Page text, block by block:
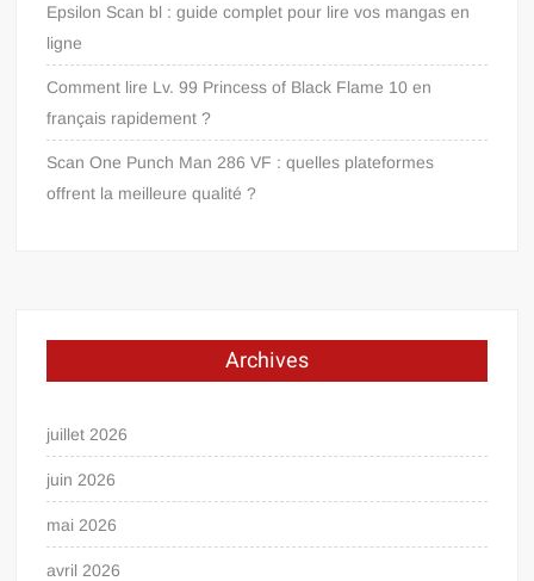
Epsilon Scan bl : guide complet pour lire vos mangas en
ligne
Comment lire Lv. 99 Princess of Black Flame 10 en
français rapidement ?
Scan One Punch Man 286 VF : quelles plateformes
offrent la meilleure qualité ?
Archives
juillet 2026
juin 2026
mai 2026
avril 2026